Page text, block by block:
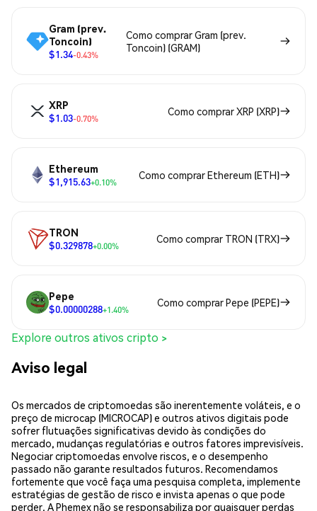
Gram (prev.
Toncoin)
$1.34-0.43%
Como comprar Gram (prev.
Toncoin) (GRAM)
XRP
$1.03-0.70%
Como comprar XRP (XRP)
Ethereum
$1,915.63+0.10%
Como comprar Ethereum (ETH)
TRON
$0.329878+0.00%
Como comprar TRON (TRX)
Pepe
$0.00000288+1.40%
Como comprar Pepe (PEPE)
Explore outros ativos cripto >
Aviso legal
Os mercados de criptomoedas são inerentemente voláteis, e o
preço de microcap (MICROCAP) e outros ativos digitais pode
sofrer flutuações significativas devido às condições do
mercado, mudanças regulatórias e outros fatores imprevisíveis.
Negociar criptomoedas envolve riscos, e o desempenho
passado não garante resultados futuros. Recomendamos
fortemente que você faça uma pesquisa completa, implemente
estratégias de gestão de risco e invista apenas o que pode
perder. A Phemex não se responsabiliza por quaisquer perdas